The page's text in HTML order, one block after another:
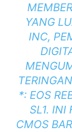
YANG
INC,
*: EOS
SL1. INI
CMOS